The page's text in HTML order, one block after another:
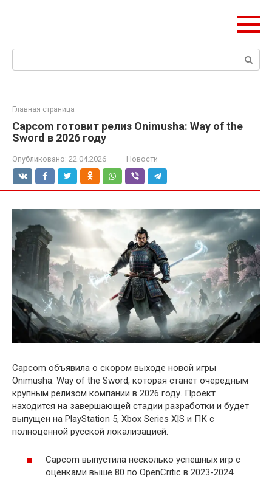
Поиск:
Главная страница
Capcom готовит релиз Onimusha: Way of the
Sword в 2026 году
Опубликовано: 22.04.2026 Новости
Capcom объявила о скором выходе новой игры
Onimusha: Way of the Sword, которая станет очередным
крупным релизом компании в 2026 году. Проект
находится на завершающей стадии разработки и будет
выпущен на PlayStation 5, Xbox Series X|S и ПК с
полноценной русской локализацией.
Capcom выпустила несколько успешных игр с
оценками выше 80 по OpenCritic в 2023-2024